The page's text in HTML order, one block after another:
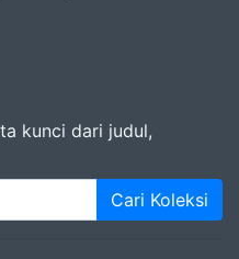
kunci dari judul,
Cari Koleksi